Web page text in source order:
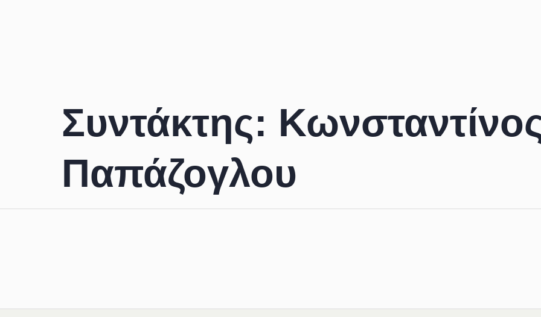
Συντάκτης:
Παπάζογλου